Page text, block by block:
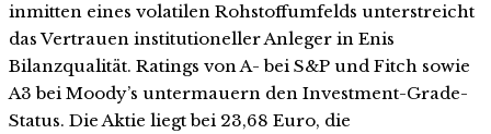
inmitten eines volatilen Rohstoffumfelds unterstreicht
das Vertrauen institutioneller Anleger in Enis
Bilanzqualität. Ratings von A- bei S&P und Fitch sowie
A3 bei Moody’s untermauern den Investment-Grade-
Status. Die Aktie liegt bei 23,68 Euro, die